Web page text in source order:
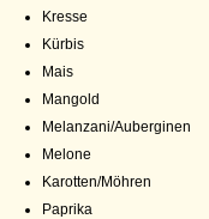
Kresse
Kürbis
Mais
Mangold
Melanzani/Auberginen
Melone
Karotten/Möhren
Paprika